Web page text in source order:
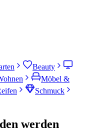
Beauty
Möbel &
Schmuck
werden